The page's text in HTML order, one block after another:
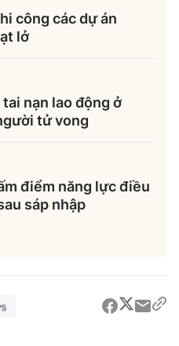
công các dự án
lở
nạn lao động ở
tử vong
điểm năng lực điều
sáp nhập